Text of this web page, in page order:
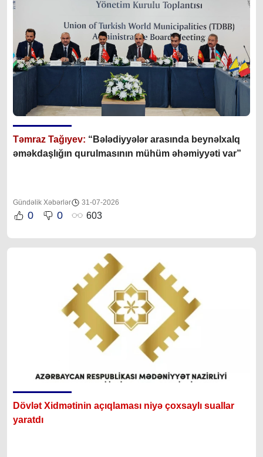
Təmraz Tağıyev: “Bələdiyyələr arasında beynəlxalq
əməkdaşlığın qurulmasının mühüm əhəmiyyəti var”
Gündəlik Xəbərlər 31-07-2026
0 0 603
Dövlət Xidmətinin açıqlaması niyə çoxsaylı suallar
yaratdı